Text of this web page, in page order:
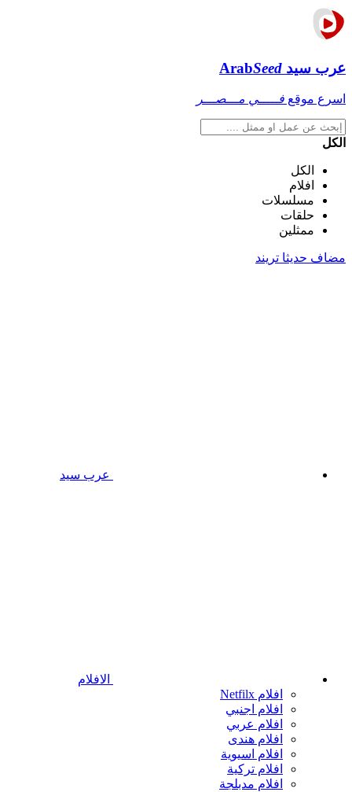
عرب سيد ArabSeed
اسرع موقع فـــــي مـــصـــر
الكل
الكل
افلام
مسلسلات
حلقات
ممثلين
مضاف حديثا تريند
عرب سيد
الافلام
افلام Netfilx
افلام اجنبي
افلام عربي
افلام هندى
افلام اسيوية
افلام تركية
افلام مدبلجة